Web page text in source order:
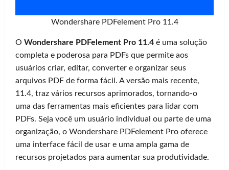
Wondershare PDFelement Pro 11.4
O Wondershare PDFelement Pro 11.4 é uma solução
completa e poderosa para PDFs que permite aos
usuários criar, editar, converter e organizar seus
arquivos PDF de forma fácil. A versão mais recente,
11.4, traz vários recursos aprimorados, tornando-o
uma das ferramentas mais eficientes para lidar com
PDFs. Seja você um usuário individual ou parte de uma
organização, o Wondershare PDFelement Pro oferece
uma interface fácil de usar e uma ampla gama de
recursos projetados para aumentar sua produtividade.